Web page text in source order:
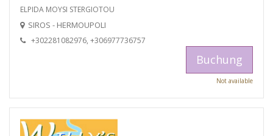
ELPIDA MOYSI STERGIOTOU
SIROS - HERMOUPOLI
+302281082976, +306977736757
Buchung
Not available